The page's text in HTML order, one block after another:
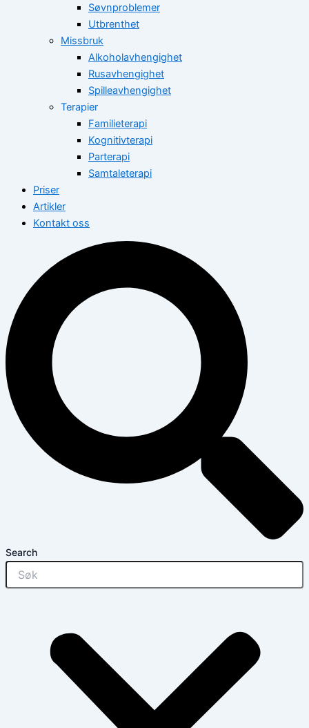
Søvnproblemer
Utbrenthet
Missbruk
Alkoholavhengighet
Rusavhengighet
Spilleavhengighet
Terapier
Familieterapi
Kognitivterapi
Parterapi
Samtaleterapi
Priser
Artikler
Kontakt oss
Search